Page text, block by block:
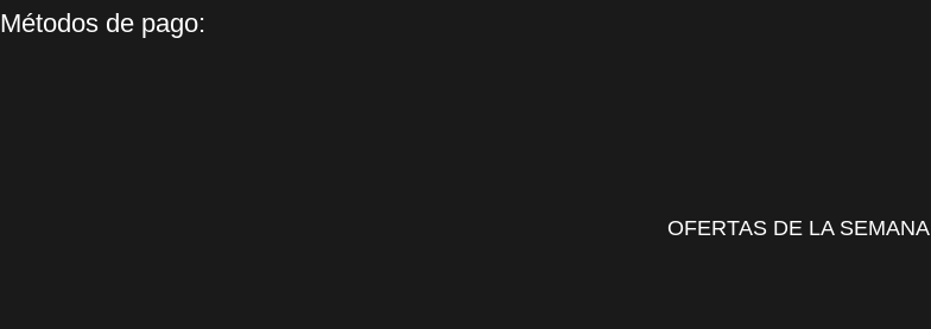
Métodos de pago:
OFERTAS DE LA SEMANA